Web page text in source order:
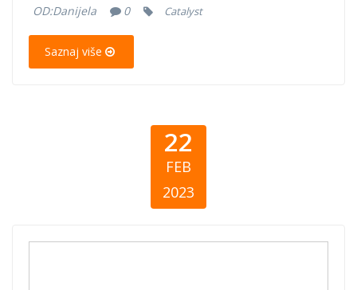
OD:Danijela 0 Catalyst
Saznaj više
22
FEB
2023